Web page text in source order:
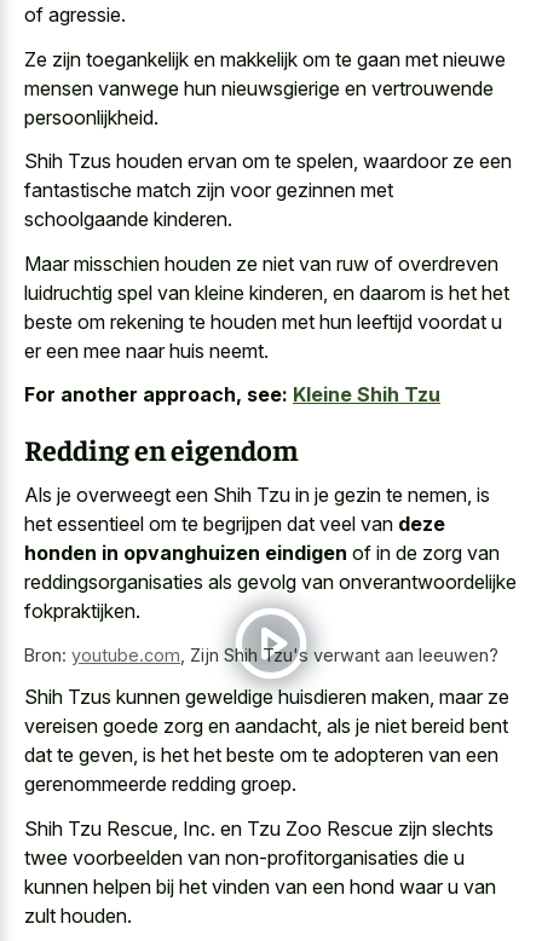
of agressie.
Ze zijn toegankelijk en makkelijk om te gaan met nieuwe
mensen vanwege hun nieuwsgierige en vertrouwende
persoonlijkheid.
Shih Tzus houden ervan om te spelen, waardoor ze een
fantastische match zijn voor gezinnen met
schoolgaande kinderen.
Maar misschien houden ze niet van ruw of overdreven
luidruchtig spel van kleine kinderen , en daarom is het het
beste om rekening te houden met hun leeftijd voordat u
er een mee naar huis neemt.
For another approach, see: Kleine Shih Tzu
Redding en eigendom
Als je overweegt een Shih Tzu in je gezin te nemen, is
het essentieel om te begrijpen dat veel van deze
honden in opvanghuizen eindigen of in de zorg van
reddingsorganisaties als gevolg van onverantwoordelijke
fokpraktijken.
Bron: youtube.com Zijn Shih Tzu's verwant aan leeuwen?
Shih Tzus kunnen geweldige huisdieren maken, maar ze
vereisen goede zorg en aandacht, als je niet bereid bent
dat te geven, is het het beste om te adopteren van een
gerenommeerde redding groep.
Shih Tzu Rescue, Inc. en Tzu Zoo Rescue zijn slechts
twee voorbeelden van non-profitorganisaties die u
kunnen helpen bij het vinden van een hond waar u van
zult houden.